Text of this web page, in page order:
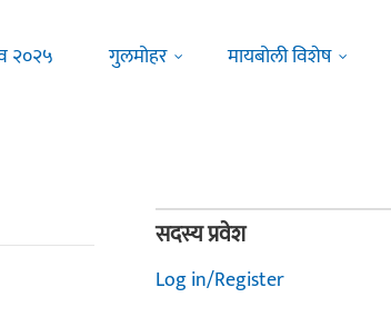
२०२५ गुलमोहर मायबोली विशेष
सदस्य प्रवेश
Log in/Register